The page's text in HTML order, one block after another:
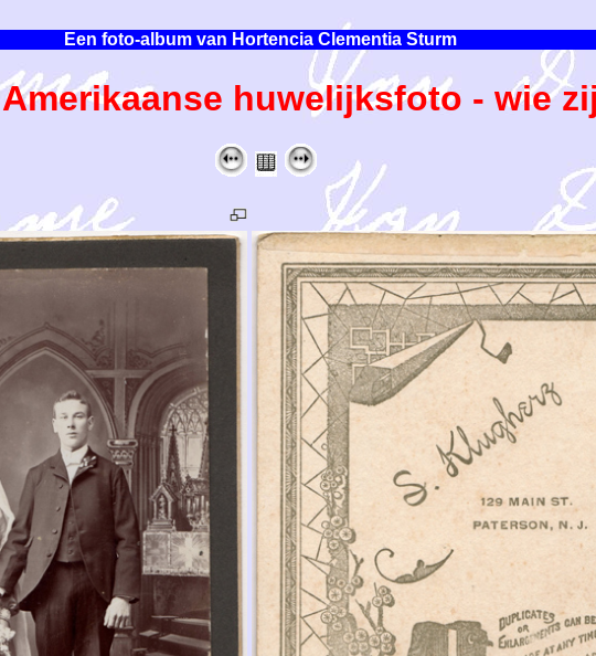
Een foto-album van Hortencia Clementia Sturm
huwelijksfoto - wie